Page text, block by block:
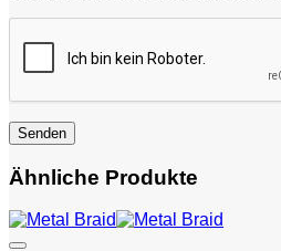
Ähnliche Produkte